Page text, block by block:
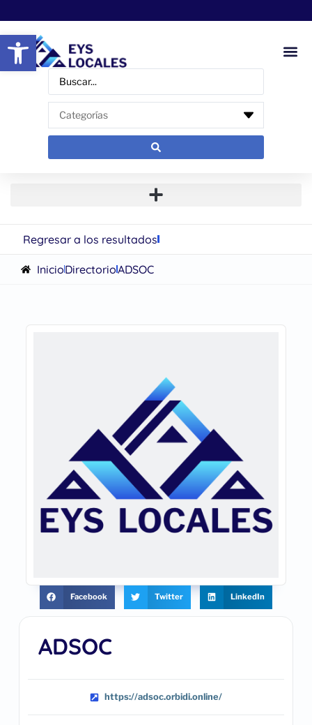
Abrir barra de herramientas
Regresar a los resultados
InicioDirectorioADSOC
ADSOC
https://adsoc.orbidi.online/
Facebook Twitter LinkedIn